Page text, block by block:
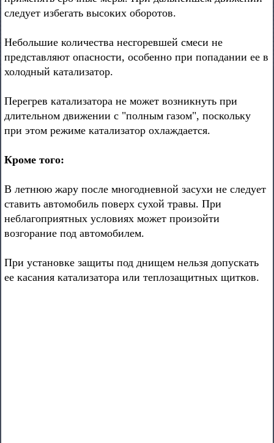
следует избегать высоких оборотов.
Небольшие количества несгоревшей смеси не
представляют опасности, особенно при попадании ее в
холодный катализатор.
Перегрев катализатора не может возникнуть при
длительном движении с "полным газом", поскольку
при этом режиме катализатор охлаждается.
Кроме того:
В летнюю жару после многодневной засухи не следует
ставить автомобиль поверх сухой травы. При
неблагоприятных условиях может произойти
возгорание под автомобилем.
При установке защиты под днищем нельзя допускать
ее касания катализатора или теплозащитных щитков.